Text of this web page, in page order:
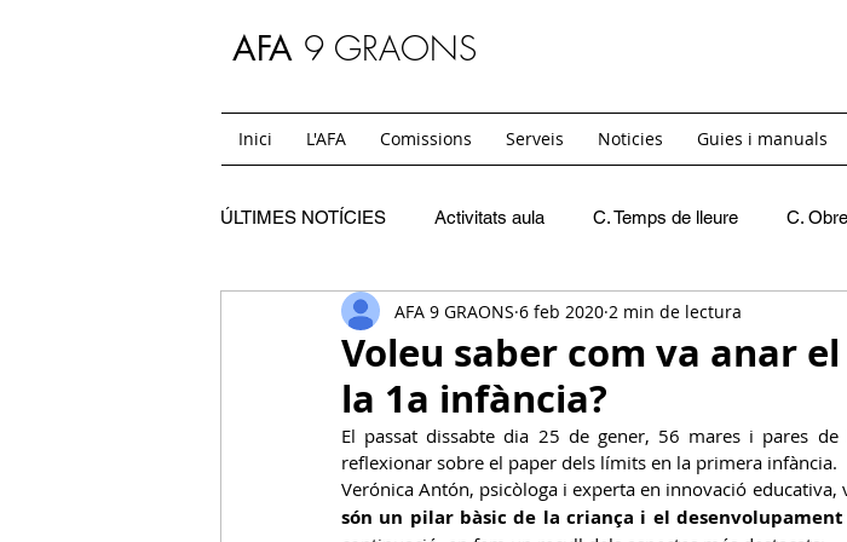
AFA 9 GRAONS
Inici L'AFA Comissions Serveis Noticies Guies i manuals
ÚLTIMES NOTÍCIES Activitats aula C. Temps de lleure C.
C. Festes SC. Extraescolars Recomanacions
SC. Casals C. Mon i jo C. Igualtat i Diversitat
SC. Temps de migdia i acollides C. Reivindicativa i Barri GT
Voleu saber com va anar
la 1a infància?
AFA 9 GRAONS 6 feb 2020 2 min de lectura
El passat dissabte dia 25 de gener, 56 mares i pares
reflexionar sobre el paper dels límits en la primera infància.
Verónica Antón, psicòloga i experta en innovació educativa,
són un pilar bàsic de la criança i el